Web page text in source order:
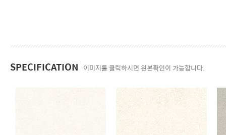
SPECIFICATION 이미지를 클릭하시면 원본확인이 가능합니다.